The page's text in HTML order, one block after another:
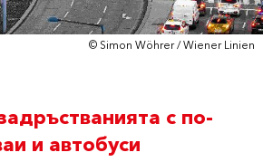
© Simon Wöhrer / Wiener Linien
с по-
и автобуси